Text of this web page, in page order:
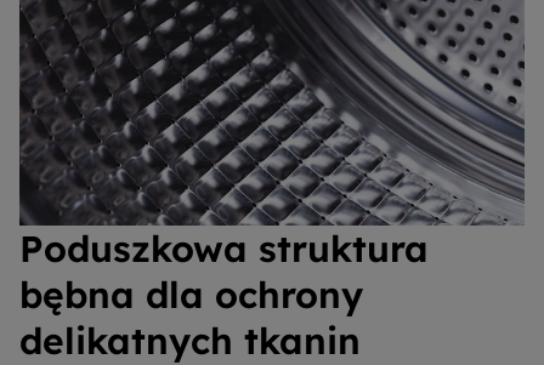
Poduszkowa struktura
bębna dla ochrony
delikatnych tkanin